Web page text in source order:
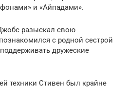
и «Айпадами».
разыскал свою
с родной сестрой
дружеские
техники Стивен был крайне